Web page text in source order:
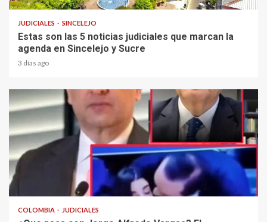
JUDICIALES SINCELEJO
Estas son las 5 noticias judiciales que marcan la
agenda en Sincelejo y Sucre
3 días ago
COLOMBIA JUDICIALES